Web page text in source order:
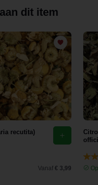
dit item
recutita)
Vanaf € 3,99